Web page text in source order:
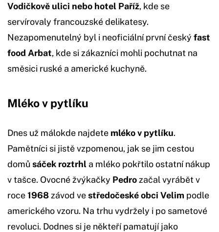
Vodičkově ulici nebo hotel Paříž, kde se
servírovaly francouzské delikatesy.
Nezapomenutelný byl i neoficiální první český fast
food Arbat, kde si zákazníci mohli pochutnat na
směsici ruské a americké kuchyně.
Mléko v pytlíku
Dnes už málokde najdete mléko v pytlíku.
Pamětníci si jistě vzpomenou, jak se jim cestou
domů sáček roztrhl a mléko pokřtilo ostatní nákup
v tašce. Ovocné žvýkačky Pedro začal vyrábět v
roce1968 závod vestředočeské obci Velim podle
amerického vzoru. Na trhu vydržely i po sametové
revoluci. Dodnes si je někteří pamatují jako